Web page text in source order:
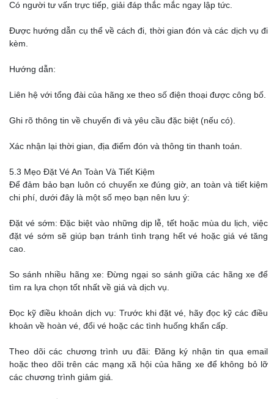
Có người tư vấn trực tiếp, giải đáp thắc mắc ngay lập tức.
Được hướng dẫn cụ thể về cách đi, thời gian đón và các dịch vụ đi
kèm.
Hướng dẫn:
Liên hệ với tổng đài của hãng xe theo số điện thoại được công bố.
Ghi rõ thông tin về chuyến đi và yêu cầu đặc biệt (nếu có).
Xác nhận lại thời gian, địa điểm đón và thông tin thanh toán.
5.3 Mẹo Đặt Vé An Toàn Và Tiết Kiệm
Để đảm bảo bạn luôn có chuyến xe đúng giờ, an toàn và tiết kiệm
chi phí, dưới đây là một số mẹo bạn nên lưu ý:
Đặt vé sớm: Đặc biệt vào những dịp lễ, tết hoặc mùa du lịch, việc
đặt vé sớm sẽ giúp bạn tránh tình trạng hết vé hoặc giá vé tăng
cao.
So sánh nhiều hãng xe: Đừng ngại so sánh giữa các hãng xe để
tìm ra lựa chọn tốt nhất về giá và dịch vụ.
Đọc kỹ điều khoản dịch vụ: Trước khi đặt vé, hãy đọc kỹ các điều
khoản về hoàn vé, đổi vé hoặc các tình huống khẩn cấp.
Theo dõi các chương trình ưu đãi: Đăng ký nhận tin qua email
hoặc theo dõi trên các mạng xã hội của hãng xe để không bỏ lỡ
các chương trình giảm giá.